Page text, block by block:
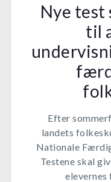
Nye test
til
Efter
landets
Nationale
Testene skal
elevernes